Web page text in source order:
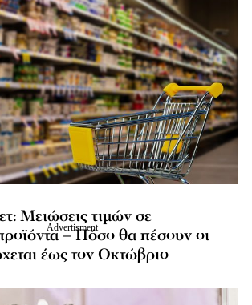
Μειώσεις τιμών σε
– Πόσο θα πέσουν οι
έως τον Οκτώβριο